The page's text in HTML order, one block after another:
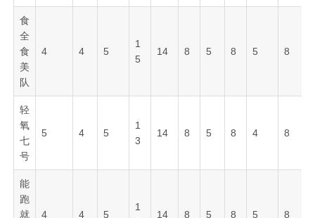
食
全
食
美
队
4 4 5
1
5
14 8 5 8 5 8
轻
氧
七
号
5 4 5
1
3
14 8 5 8 4 8
能
跑
就
4 4 5
1
14 8 5 8 5 8